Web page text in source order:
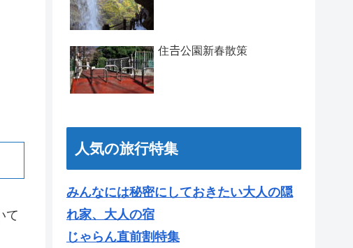
て
住𠮷公園新春散策
人気の旅行特集
みんなには秘密にしておきたい大人の隠
れ家、大人の宿
じゃらん直前割特集